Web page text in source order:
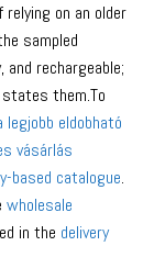
on an older
sampled
rechargeable;
them.To
legjobb eldobható
vásárlás
based catalogue.
wholesale
in the delivery